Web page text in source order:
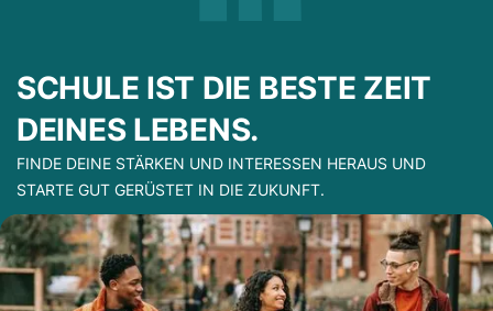
SCHULE IST DIE BESTE ZEIT
DEINES LEBENS.
FINDE DEINE STÄRKEN UND INTERESSEN HERAUS UND
STARTE GUT GERÜSTET IN DIE ZUKUNFT.